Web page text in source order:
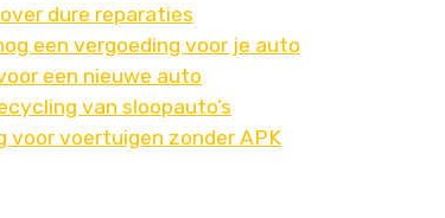
dure reparaties
een vergoeding voor je auto
een nieuwe auto
van sloopauto’s
voor voertuigen zonder APK